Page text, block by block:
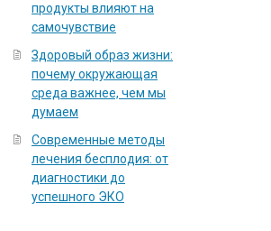
продукты влияют на
самочувствие
Здоровый образ жизни:
почему окружающая
среда важнее, чем мы
думаем
Современные методы
лечения бесплодия: от
диагностики до
успешного ЭКО